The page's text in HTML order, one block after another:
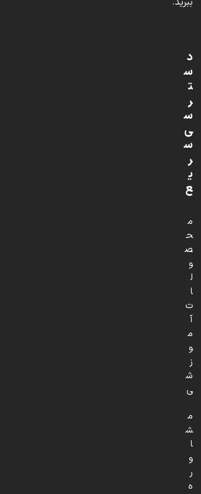
د
س
ت
ر
س
ی
س
ر
ی
ع
م
ح
ص
و
ل
ا
ت
آ
م
و
ز
ش
ی
م
ش
ا
و
ر
ه